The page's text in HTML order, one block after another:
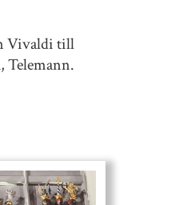
Vivaldi till
Telemann.